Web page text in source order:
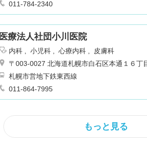
011-784-2340
医療法人社団小川医院
内科 小児科 心療内科
皮膚科
〒003-0027 北海道札幌市白石区本通１６丁
札幌市営地下鉄東西線
011-864-7995
もっと見る